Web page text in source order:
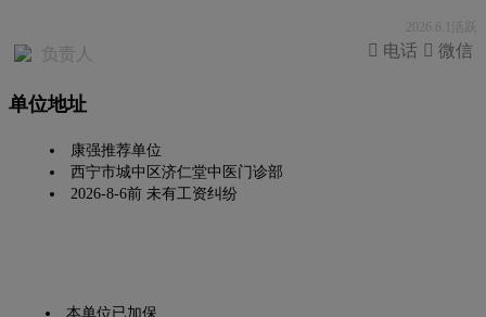
2026.6.1活跃
负责人  微信
 电话
单位地址
康强推荐单位
西宁市城中区济仁堂中医门诊部
2026-8-6前 未有工资纠纷
本单位已加保